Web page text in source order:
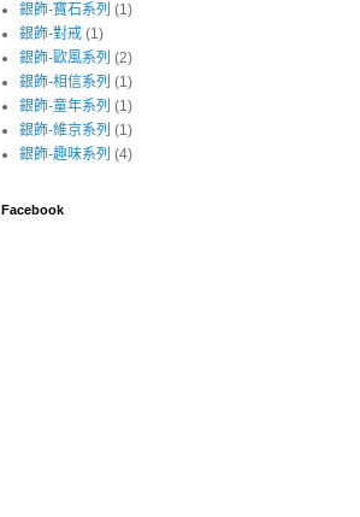
銀飾-寶石系列 (1)
銀飾-對戒 (1)
銀飾-歐風系列 (2)
銀飾-相信系列 (1)
銀飾-童年系列 (1)
銀飾-維京系列 (1)
銀飾-趣味系列 (4)
Facebook